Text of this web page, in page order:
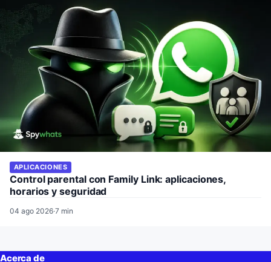
APLICACIONES
Control parental con Family Link: aplicaciones,
horarios y seguridad
04 ago 2026·7 min
Acerca de